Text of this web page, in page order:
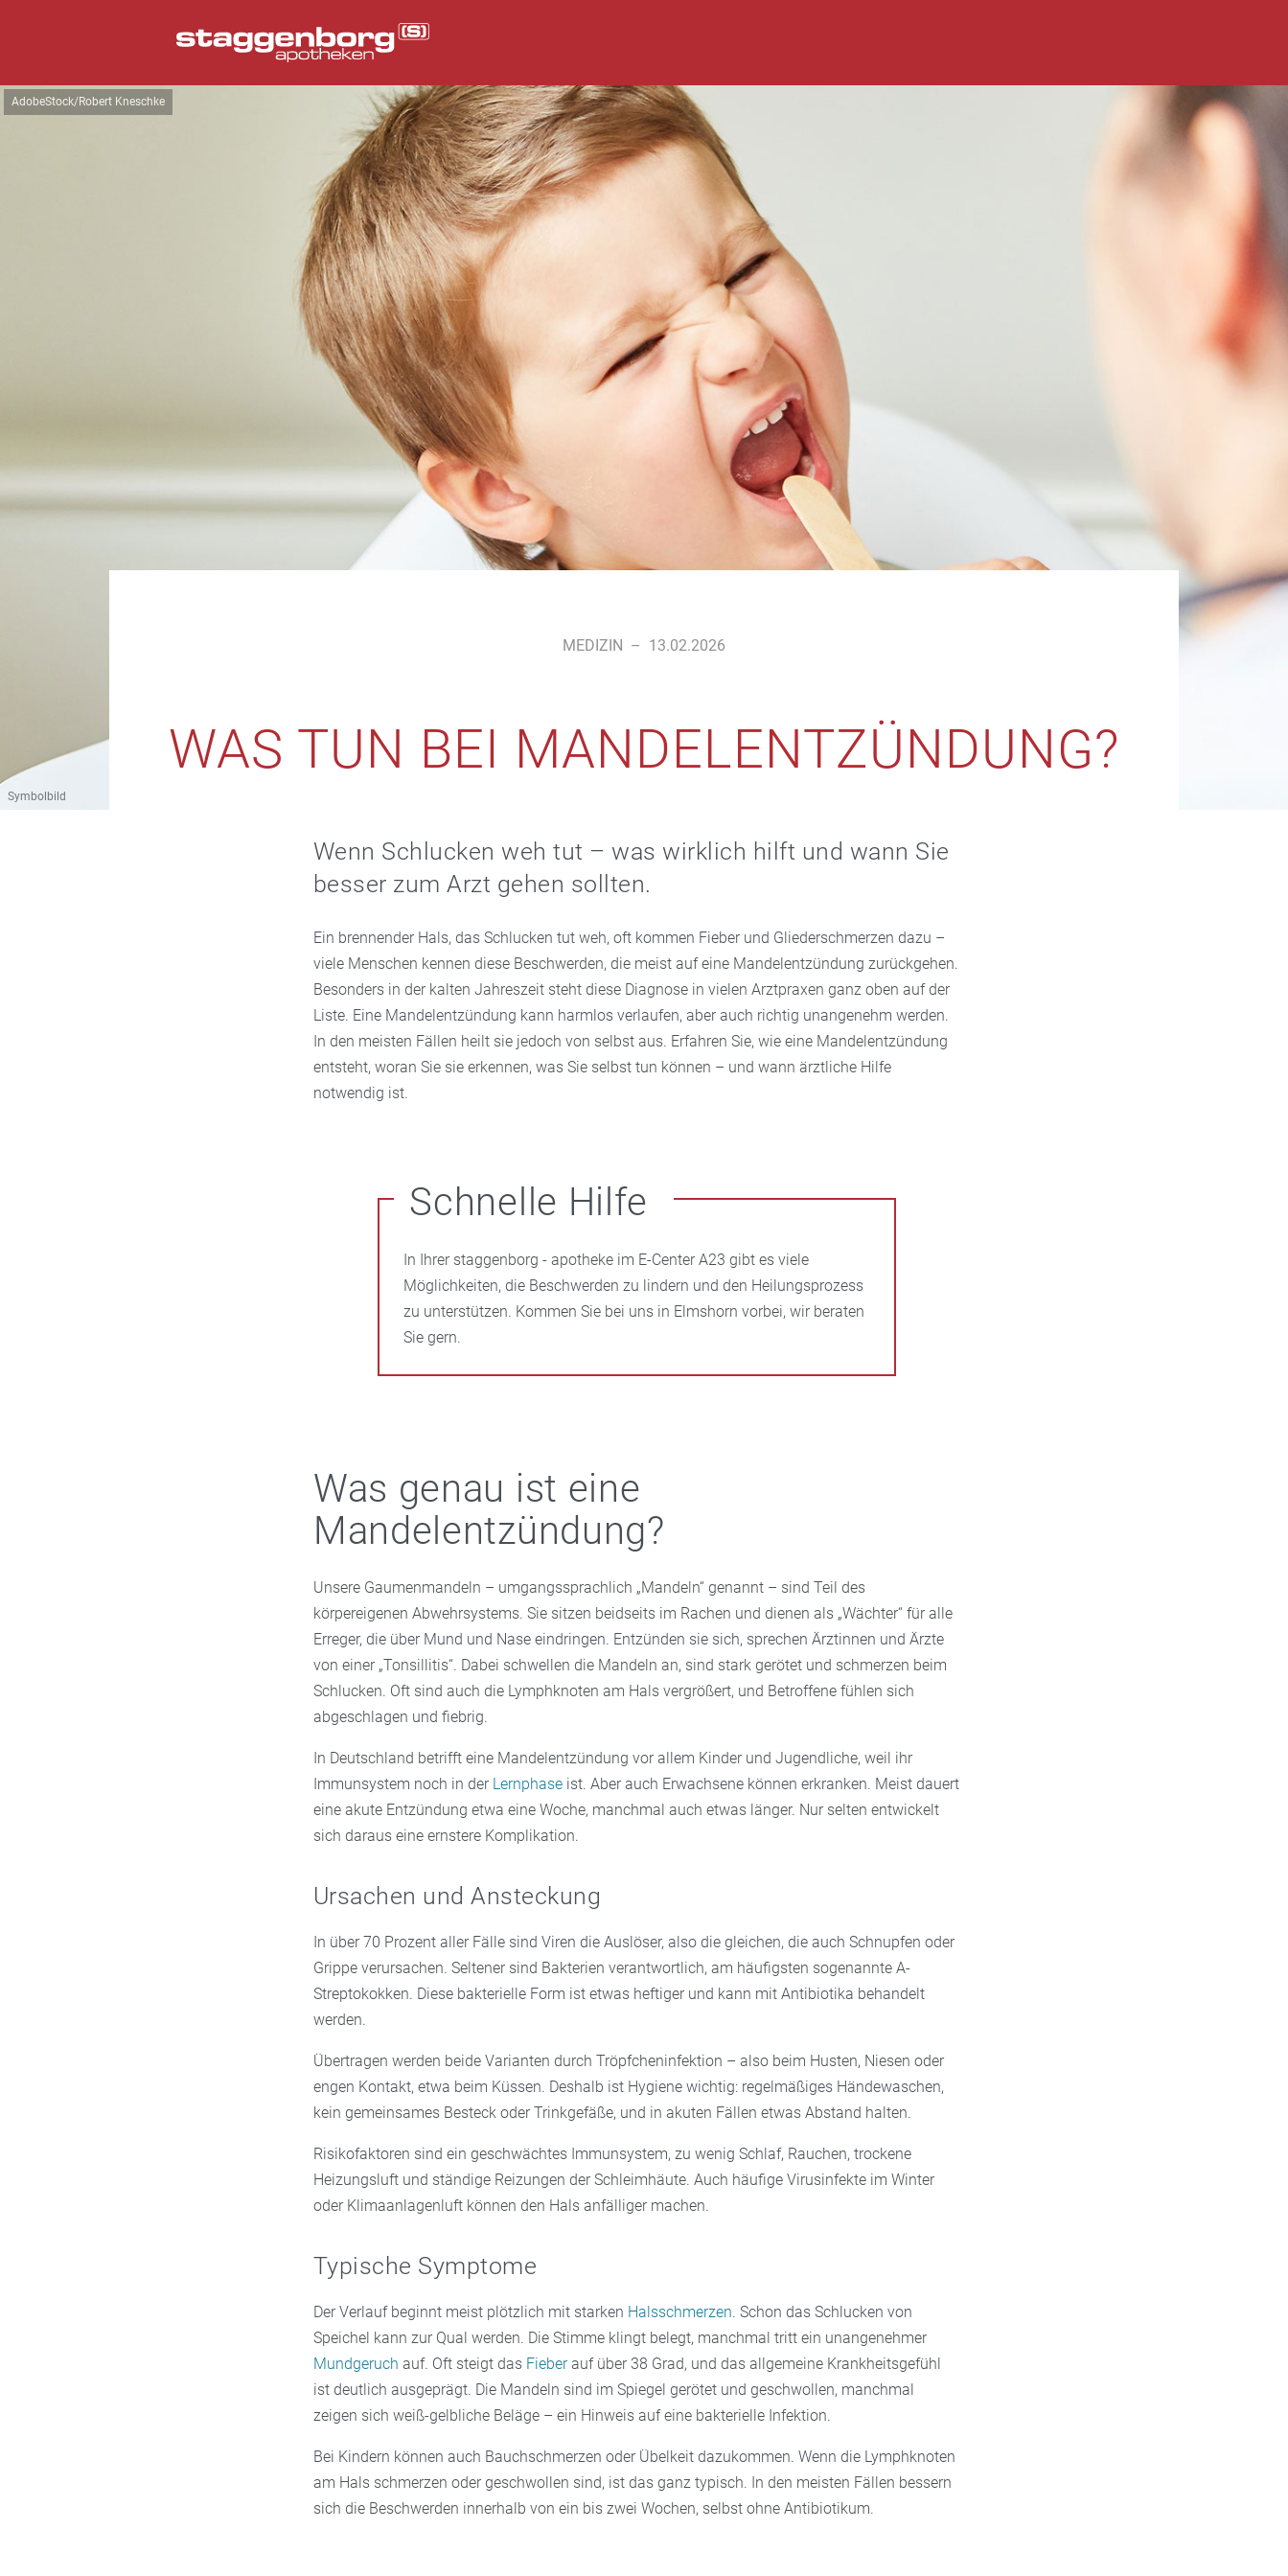
AdobeStock/Robert Kneschke
Symbolbild
MEDIZIN – 13.02.2026
WAS TUN BEI MANDELENTZÜNDUNG?
Wenn Schlucken weh tut – was wirklich hilft und wann Sie
besser zum Arzt gehen sollten.
Ein brennender Hals, das Schlucken tut weh, oft kommen Fieber und Gliederschmerzen dazu –
viele Menschen kennen diese Beschwerden, die meist auf eine Mandelentzündung zurückgehen.
Besonders in der kalten Jahreszeit steht diese Diagnose in vielen Arztpraxen ganz oben auf der
Liste. Eine Mandelentzündung kann harmlos verlaufen, aber auch richtig unangenehm werden.
In den meisten Fällen heilt sie jedoch von selbst aus. Erfahren Sie, wie eine Mandelentzündung
entsteht, woran Sie sie erkennen, was Sie selbst tun können – und wann ärztliche Hilfe
notwendig ist.
Schnelle Hilfe
In Ihrer staggenborg - apotheke im E-Center A23 gibt es viele
Möglichkeiten, die Beschwerden zu lindern und den Heilungsprozess
zu unterstützen. Kommen Sie bei uns in Elmshorn vorbei, wir beraten
Sie gern.
Was genau ist eine
Mandelentzündung?
Unsere Gaumenmandeln – umgangssprachlich „Mandeln“ genannt – sind Teil des
körpereigenen Abwehrsystems. Sie sitzen beidseits im Rachen und dienen als „Wächter“ für alle
Erreger, die über Mund und Nase eindringen. Entzünden sie sich, sprechen Ärztinnen und Ärzte
von einer „Tonsillitis“. Dabei schwellen die Mandeln an, sind stark gerötet und schmerzen beim
Schlucken. Oft sind auch die Lymphknoten am Hals vergrößert, und Betroffene fühlen sich
abgeschlagen und fiebrig.
In Deutschland betrifft eine Mandelentzündung vor allem Kinder und Jugendliche, weil ihr
Immunsystem noch in der Lernphaseist. Aber auch Erwachsene können erkranken. Meist dauert
eine akute Entzündung etwa eine Woche, manchmal auch etwas länger. Nur selten entwickelt
sich daraus eine ernstere Komplikation.
Ursachen und Ansteckung
In über 70 Prozent aller Fälle sind Viren die Auslöser, also die gleichen, die auch Schnupfen oder
Grippe verursachen. Seltener sind Bakterien verantwortlich, am häufigsten sogenannte A-
Streptokokken. Diese bakterielle Form ist etwas heftiger und kann mit Antibiotika behandelt
werden.
Übertragen werden beide Varianten durch Tröpfcheninfektion – also beim Husten, Niesen oder
engen Kontakt, etwa beim Küssen. Deshalb ist Hygiene wichtig: regelmäßiges Händewaschen,
kein gemeinsames Besteck oder Trinkgefäße, und in akuten Fällen etwas Abstand halten.
Risikofaktoren sind ein geschwächtes Immunsystem, zu wenig Schlaf, Rauchen, trockene
Heizungsluft und ständige Reizungen der Schleimhäute. Auch häufige Virusinfekte im Winter
oder Klimaanlagenluft können den Hals anfälliger machen.
Typische Symptome
Der Verlauf beginnt meist plötzlich mit starken Halsschmerzen. Schon das Schlucken von
Speichel kann zur Qual werden. Die Stimme klingt belegt, manchmal tritt ein unangenehmer
Mundgeruch auf. Oft steigt das Fieberauf über 38 Grad, und das allgemeine Krankheitsgefühl
ist deutlich ausgeprägt. Die Mandeln sind im Spiegel gerötet und geschwollen, manchmal
zeigen sich weiß-gelbliche Beläge – ein Hinweis auf eine bakterielle Infektion.
Bei Kindern können auch Bauchschmerzen oder Übelkeit dazukommen. Wenn die Lymphknoten
am Hals schmerzen oder geschwollen sind, ist das ganz typisch. In den meisten Fällen bessern
sich die Beschwerden innerhalb von ein bis zwei Wochen, selbst ohne Antibiotikum.